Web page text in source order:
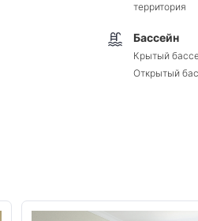
территория
Бассейн
Крытый
Открытый